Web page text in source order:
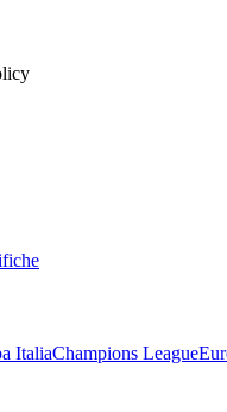
ItaliaChampions League